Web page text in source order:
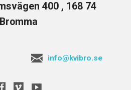
400 , 168 74
Bromma
info@kvibro.se